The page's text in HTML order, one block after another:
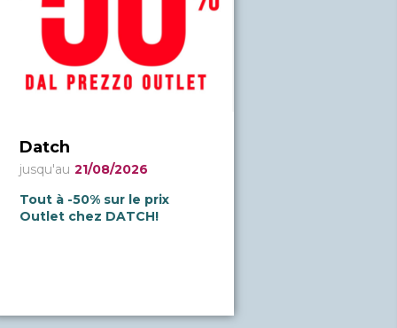
Datch
jusqu'au 21/08/2026
Tout à -50% sur le prix
Outlet chez DATCH!